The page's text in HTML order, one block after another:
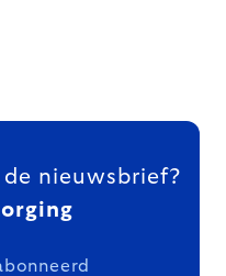
nieuwsbrief?